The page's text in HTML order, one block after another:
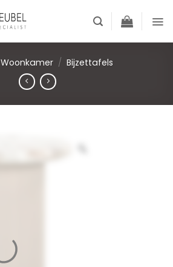
Woonkamer / Bijzettafels